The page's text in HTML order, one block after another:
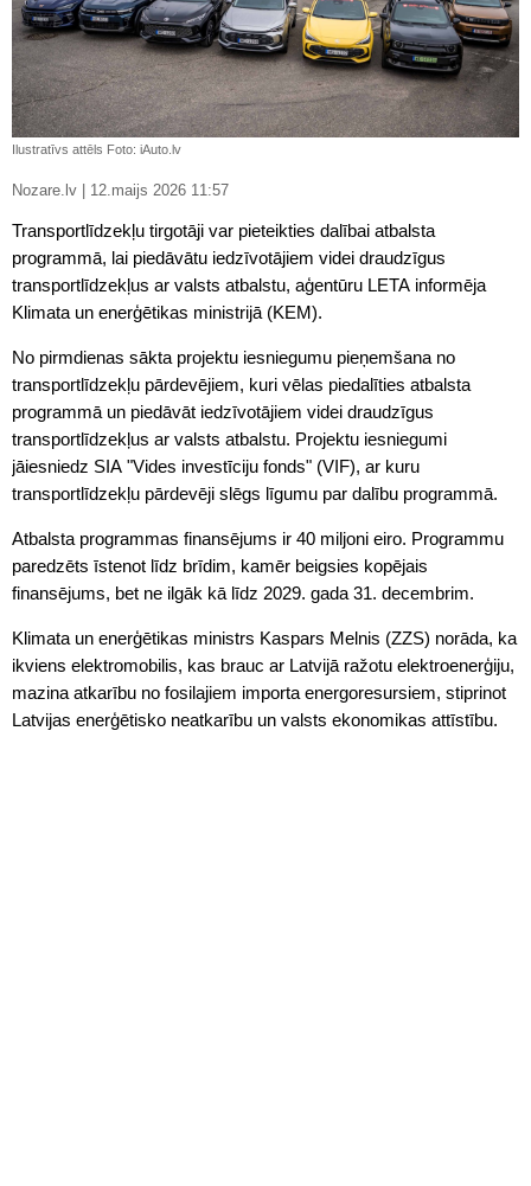
Ilustratīvs attēls Foto: iAuto.lv
Nozare.lv | 12.maijs 2026 11:57
Transportlīdzekļu tirgotāji var pieteikties dalībai atbalsta
programmā, lai piedāvātu iedzīvotājiem videi draudzīgus
transportlīdzekļus ar valsts atbalstu, aģentūru LETA informēja
Klimata un enerģētikas ministrijā (KEM).
No pirmdienas sākta projektu iesniegumu pieņemšana no
transportlīdzekļu pārdevējiem, kuri vēlas piedalīties atbalsta
programmā un piedāvāt iedzīvotājiem videi draudzīgus
transportlīdzekļus ar valsts atbalstu. Projektu iesniegumi
jāiesniedz SIA "Vides investīciju fonds" (VIF), ar kuru
transportlīdzekļu pārdevēji slēgs līgumu par dalību programmā.
Atbalsta programmas finansējums ir 40 miljoni eiro. Programmu
paredzēts īstenot līdz brīdim, kamēr beigsies kopējais
finansējums, bet ne ilgāk kā līdz 2029. gada 31. decembrim.
Klimata un enerģētikas ministrs Kaspars Melnis (ZZS) norāda, ka
ikviens elektromobilis, kas brauc ar Latvijā ražotu elektroenerģiju,
mazina atkarību no fosilajiem importa energoresursiem, stiprinot
Latvijas enerģētisko neatkarību un valsts ekonomikas attīstību.